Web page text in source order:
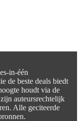
in-één
de beste deals biedt
houdt via de
auteursrechtelijk
Alle geciteerde